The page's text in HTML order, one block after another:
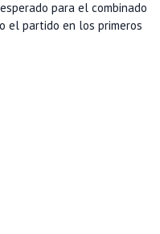
para el combinado
el partido en los primeros